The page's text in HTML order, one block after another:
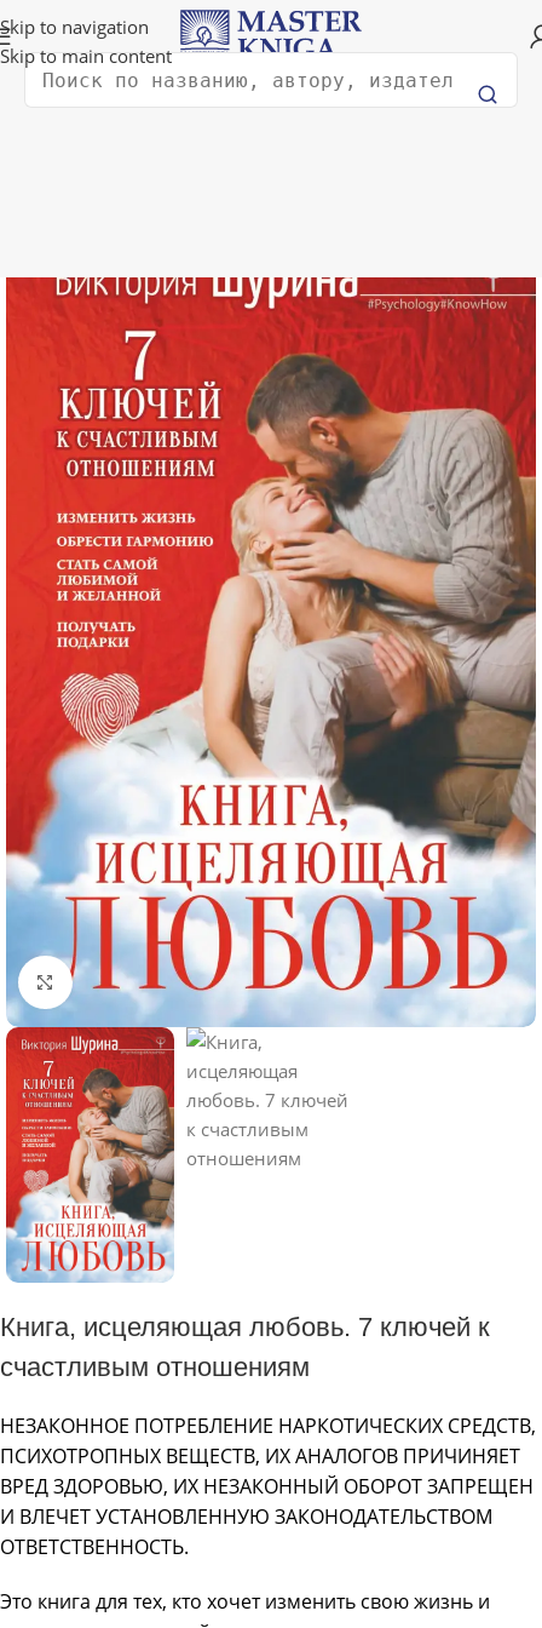
Skip to navigation
Skip to main content
Доставка в любую страну мира!
Поиск
Click to enlarge
Книга, исцеляющая любовь. 7 ключей к
счастливым отношениям
НЕЗАКОННОЕ ПОТРЕБЛЕНИЕ НАРКОТИЧЕСКИХ СРЕДСТВ,
ПСИХОТРОПНЫХ ВЕЩЕСТВ, ИХ АНАЛОГОВ ПРИЧИНЯЕТ
ВРЕД ЗДОРОВЬЮ, ИХ НЕЗАКОННЫЙ ОБОРОТ ЗАПРЕЩЕН
И ВЛЕЧЕТ УСТАНОВЛЕННУЮ ЗАКОНОДАТЕЛЬСТВОМ
ОТВЕТСТВЕННОСТЬ.
Это книга для тех, кто хочет изменить свою жизнь и